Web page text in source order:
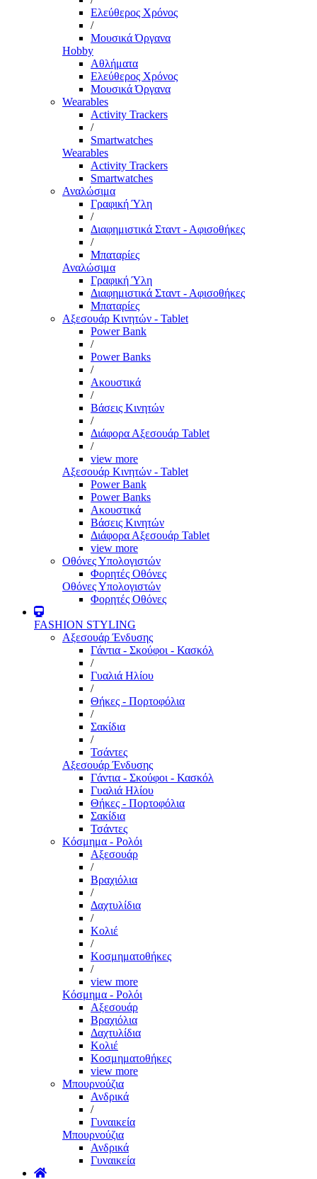
Ελεύθερος Χρόνος
/
Μουσικά Όργανα
Hobby
Αθλήματα
Ελεύθερος Χρόνος
Μουσικά Όργανα
Wearables
Activity Trackers
/
Smartwatches
Wearables
Activity Trackers
Smartwatches
Αναλώσιμα
Γραφική Ύλη
/
Διαφημιστικά Σταντ - Αφισοθήκες
/
Μπαταρίες
Αναλώσιμα
Γραφική Ύλη
Διαφημιστικά Σταντ - Αφισοθήκες
Μπαταρίες
Αξεσουάρ Κινητών - Tablet
Power Bank
/
Power Banks
/
Ακουστικά
/
Βάσεις Κινητών
/
Διάφορα Αξεσουάρ Tablet
/
view more
Αξεσουάρ Κινητών - Tablet
Power Bank
Power Banks
Ακουστικά
Βάσεις Κινητών
Διάφορα Αξεσουάρ Tablet
view more
Οθόνες Υπολογιστών
Φορητές Οθόνες
Οθόνες Υπολογιστών
Φορητές Οθόνες
FASHION STYLING
Αξεσουάρ Ένδυσης
Γάντια - Σκούφοι - Κασκόλ
/
Γυαλιά Ηλίου
/
Θήκες - Πορτοφόλια
/
Σακίδια
/
Τσάντες
Αξεσουάρ Ένδυσης
Γάντια - Σκούφοι - Κασκόλ
Γυαλιά Ηλίου
Θήκες - Πορτοφόλια
Σακίδια
Τσάντες
Κόσμημα - Ρολόι
Αξεσουάρ
/
Βραχιόλια
/
Δαχτυλίδια
/
Κολιέ
/
Κοσμηματοθήκες
/
view more
Κόσμημα - Ρολόι
Αξεσουάρ
Βραχιόλια
Δαχτυλίδια
Κολιέ
Κοσμηματοθήκες
view more
Μπουρνούζια
Ανδρικά
/
Γυναικεία
Μπουρνούζια
Ανδρικά
Γυναικεία